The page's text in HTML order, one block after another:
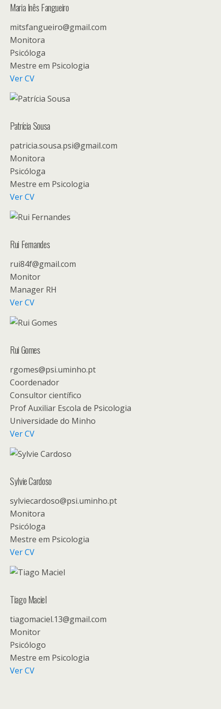
Maria Inês Fangueiro
mitsfangueiro@gmail.com
Monitora
Psicóloga
Mestre em Psicologia
Ver CV
Patrícia Sousa
patricia.sousa.psi@gmail.com
Monitora
Psicóloga
Mestre em Psicologia
Ver CV
Rui Fernandes
rui84f@gmail.com
Monitor
Manager RH
Ver CV
Rui Gomes
rgomes@psi.uminho.pt
Coordenador
Consultor científico
Prof Auxiliar Escola de Psicologia
Universidade do Minho
Ver CV
Sylvie Cardoso
sylviecardoso@psi.uminho.pt
Monitora
Psicóloga
Mestre em Psicologia
Ver CV
Tiago Maciel
tiagomaciel.13@gmail.com
Monitor
Psicólogo
Mestre em Psicologia
Ver CV